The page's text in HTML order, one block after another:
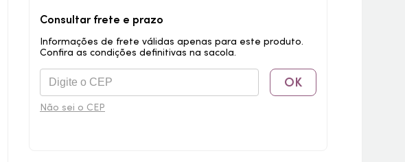
Consultar frete e prazo
Informações de frete válidas apenas para este produto.
Confira as condições definitivas na sacola.
OK
Não sei o CEP